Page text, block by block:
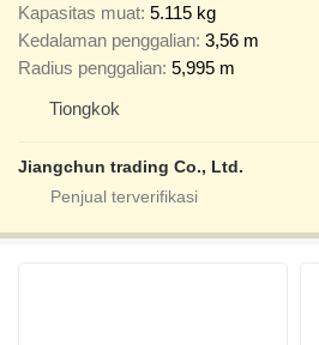
Kapasitas muat 5.115 kg
Kedalaman penggalian 3,56 m
Radius penggalian 5,995 m
Tiongkok
Jiangchun trading Co., Ltd.